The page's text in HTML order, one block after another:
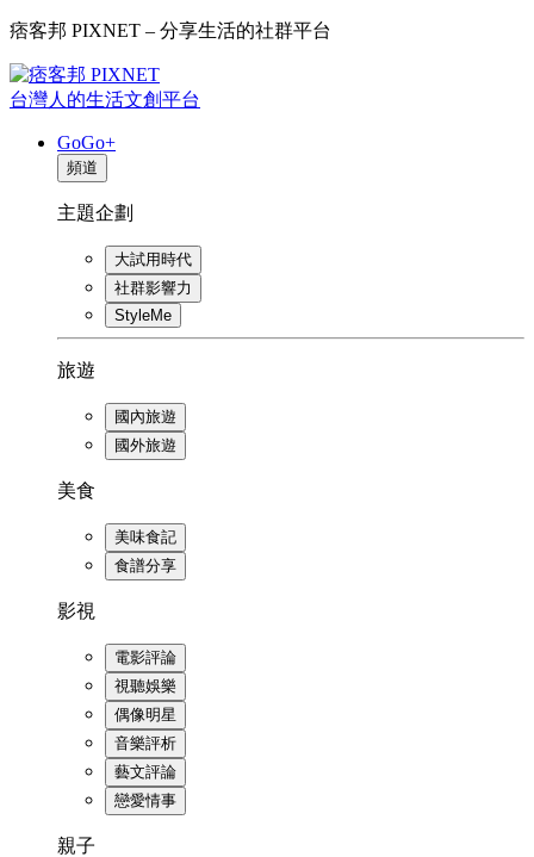
痞客邦 PIXNET – 分享生活的社群平台
台灣人的生活文創平台
GoGo+
頻道
主題企劃
大試用時代
社群影響力
StyleMe
旅遊
國內旅遊
國外旅遊
美食
美味食記
食譜分享
影視
電影評論
視聽娛樂
偶像明星
音樂評析
藝文評論
戀愛情事
親子